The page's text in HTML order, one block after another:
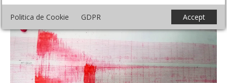
Politica de Cookie GDPR Accept